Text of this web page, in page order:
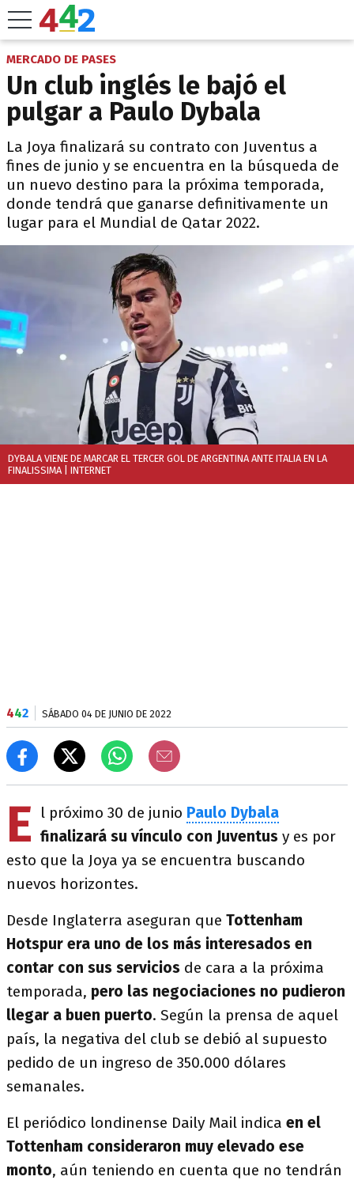
MERCADO DE PASES
Un club inglés le bajó el
pulgar a Paulo Dybala
La Joya finalizará su contrato con Juventus a
fines de junio y se encuentra en la búsqueda de
un nuevo destino para la próxima temporada,
donde tendrá que ganarse definitivamente un
lugar para el Mundial de Qatar 2022.
DYBALA VIENE DE MARCAR EL TERCER GOL DE ARGENTINA ANTE ITALIA EN LA
FINALISSIMA | INTERNET
442 SÁBADO 04 DE JUNIO DE 2022
E l próximo 30 de junio Paulo Dybala
finalizará su vínculo con Juventus y es por
esto que la Joya ya se encuentra buscando
nuevos horizontes.
Desde Inglaterra aseguran que Tottenham
Hotspur era uno de los más interesados en
contar con sus servicios de cara a la próxima
temporada, pero las negociaciones no pudieron
llegar a buen puerto. Según la prensa de aquel
país, la negativa del club se debió al supuesto
pedido de un ingreso de 350.000 dólares
semanales.
El periódico londinense Daily Mail indica en el
Tottenham consideraron muy elevado ese
monto, aún teniendo en cuenta que no tendrán